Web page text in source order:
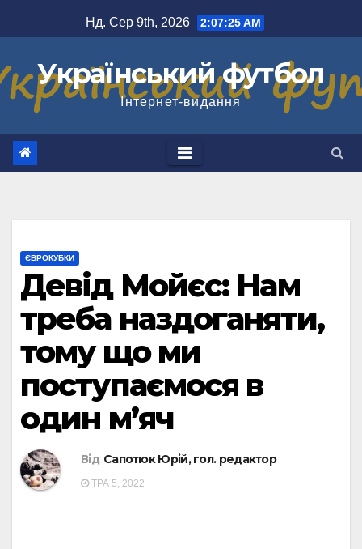
до
Нд. Сер 9th, 2026 2:07:26 AM
Український футбол
Інтернет-видання
ЄВРОКУБКИ
Девід Мойєс: Нам
треба наздоганяти,
тому що ми
поступаємося в
один м’яч
Від Сапотюк Юрій, гол. редактор
ТРА 5, 2022